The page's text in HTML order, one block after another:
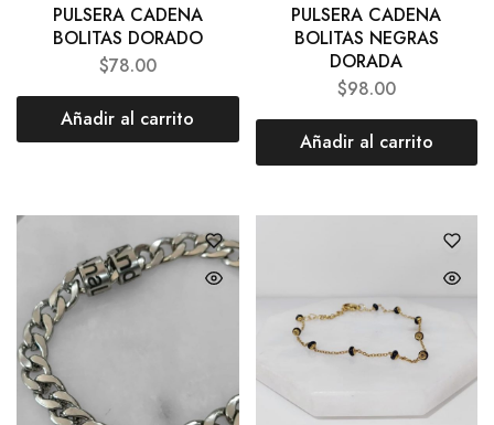
PULSERA CADENA
BOLITAS DORADO
$78.00
Añadir al carrito
PULSERA CADENA
BOLITAS NEGRAS
DORADA
$98.00
Añadir al carrito